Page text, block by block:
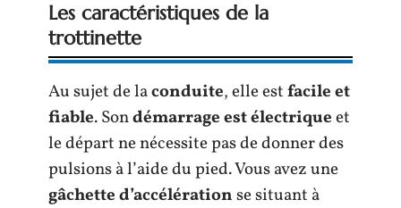
Les caractéristiques de la
trottinette
Au sujet de laconduite, elle estfacile et
fiable. Sondémarrage est électriqueet
le départ ne nécessite pas de donner des
pulsions à l’aide du pied. Vous avez une
gâchette d’accélérationse situant à